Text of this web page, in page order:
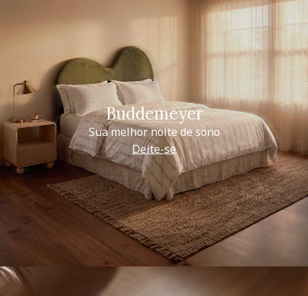
Buddemeyer
Sua melhor noite de sono
Deite-se